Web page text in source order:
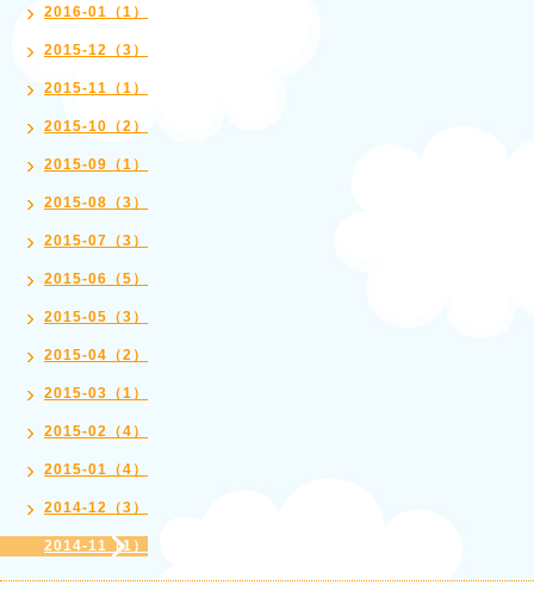
2016-01（1）
2015-12（3）
2015-11（1）
2015-10（2）
2015-09（1）
2015-08（3）
2015-07（3）
2015-06（5）
2015-05（3）
2015-04（2）
2015-03（1）
2015-02（4）
2015-01（4）
2014-12（3）
2014-11（1）